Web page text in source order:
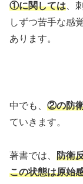
①に関しては 、
しずつ苦手な感
あります。
中でも、 ②の防
ていきます。
著書では、 防衛
この状態は原始